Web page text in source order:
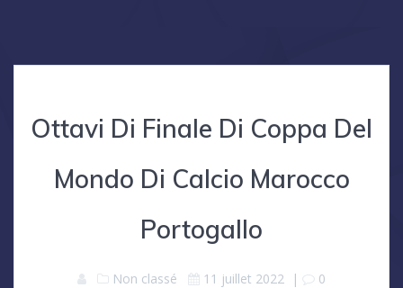
Ottavi Di Finale Di Coppa Del
Mondo Di Calcio Marocco
Portogallo
Non classé 11 juillet 2022 | 0